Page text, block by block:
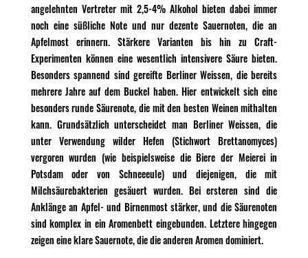
angelehnten Vertreter mit 2,5-4% Alkohol bieten dabei immer
noch eine süßliche Note und nur dezente Sauernoten, die an
Apfelmost erinnern. Stärkere Varianten bis hin zu Craft-
Experimenten können eine wesentlich intensivere Säure bieten.
Besonders spannend sind gereifte Berliner Weissen, die bereits
mehrere Jahre auf dem Buckel haben. Hier entwickelt sich eine
besonders runde Säurenote, die mit den besten Weinen mithalten
kann. Grundsätzlich unterscheidet man Berliner Weissen, die
unter Verwendung wilder Hefen (Stichwort Brettanomyces)
vergoren wurden (wie beispielsweise die Biere der Meierei in
Potsdam oder von Schneeeule) und diejenigen, die mit
Milchsäurebakterien gesäuert wurden. Bei ersteren sind die
Anklänge an Apfel- und Birnenmost stärker, und die Säurenoten
sind komplex in ein Aromenbett eingebunden. Letztere hingegen
zeigen eine klare Sauernote, die die anderen Aromen dominiert.